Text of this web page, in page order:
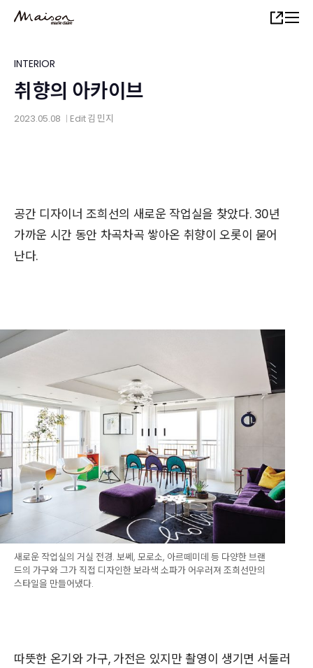
content
Share
INTERIOR
취향의 아카이브
2023.05.08 Edit김 민지
공간 디자이너 조희선의 새로운 작업실을 찾았다. 30년
가까운 시간 동안 차곡차곡 쌓아온 취향이 오롯이 묻어
난다.
새로운 작업실의 거실 전경. 보쎄, 모로소, 아르떼미데 등 다양한 브랜
드의 가구와 그가 직접 디자인한 보라색 소파가 어우러져 조희선만의
스타일을 만들어냈다.
따뜻한 온기와 가구, 가전은 있지만 촬영이 생기면 서둘러